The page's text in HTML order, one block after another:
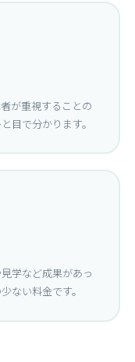
が重視することの
目で分かります。
学など成果があっ
ない料金です。